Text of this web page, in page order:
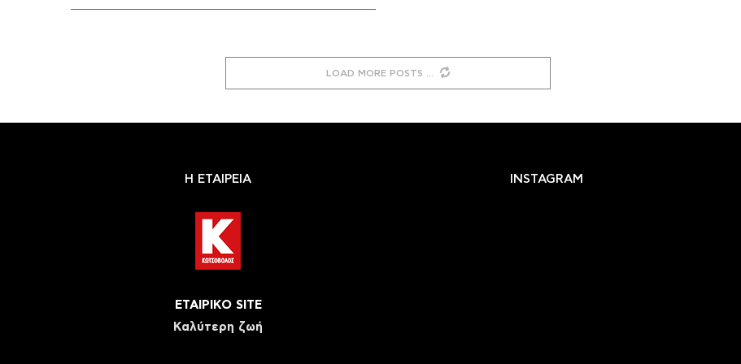
LOAD MORE POSTS
Η ΕΤΑΙΡΕΙΑ
ΕΤΑΙΡΙΚΟ SITE
Καλύτερη ζωή
INSTAGRAM